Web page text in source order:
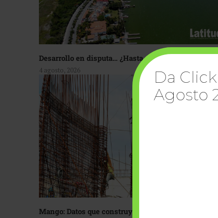
Desarrollo en disputa… ¿Hasta dónde crecer?
4 agosto, 2026
Mango: Datos que construyen confianza
Da
Agosto